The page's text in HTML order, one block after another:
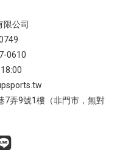
限公司
0610
7弄9號1樓（非門市，無對